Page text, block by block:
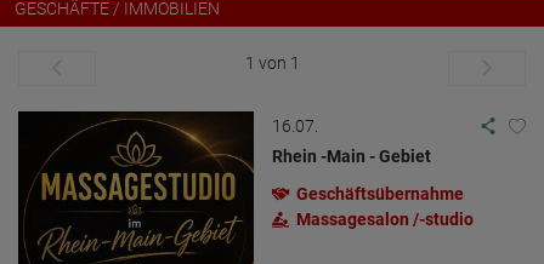
GESCHÄFTE / IMMOBILIEN
1 von 1
16.07.
Rhein -Main - Gebiet
Geschäftsübernahme
Massagesalon /-studio